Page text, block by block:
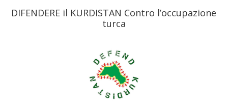
DIFENDERE il KURDISTAN Contro l’occupazione
turca